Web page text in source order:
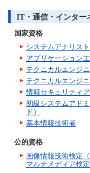
IT・通信・インター
国家資格
システムアナリスト
アプリケーション
テクニカルエンジ
テクニカルエンジ
情報セキュリティ
初級システムアド
ド）
基本情報技術者
公的資格
画像情報技術検定
マルチメディア検